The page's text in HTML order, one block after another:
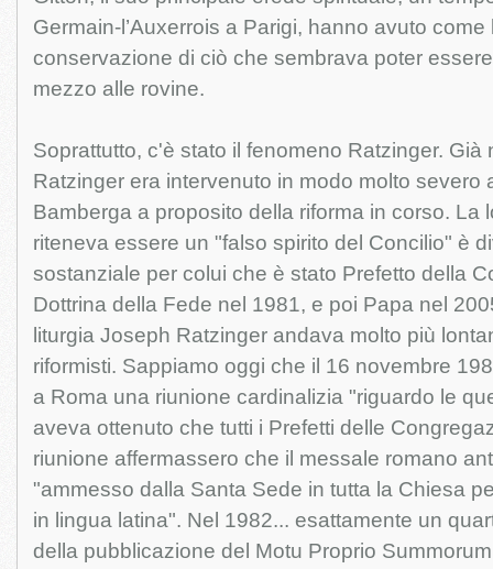
Germain-l’Auxerrois a Parigi, hanno avuto
conservazione di ciò che sembrava poter
mezzo alle rovine.
Soprattutto, c'è stato il fenomeno Ratzinger. Già
Ratzinger era intervenuto in modo molto severo
Bamberga a proposito della riforma in corso. La
riteneva essere un "falso spirito del Concilio" è
sostanziale per colui che è stato Prefetto della
Dottrina della Fede nel 1981, e poi Papa nel
liturgia Joseph Ratzinger andava molto più
riformisti. Sappiamo oggi che il 16 novembre
a Roma una riunione cardinalizia "riguardo le
aveva ottenuto che tutti i Prefetti delle
riunione affermassero che il messale romano
"ammesso dalla Santa Sede in tutta la Chiesa
in lingua latina". Nel 1982... esattamente un
della pubblicazione del Motu Proprio